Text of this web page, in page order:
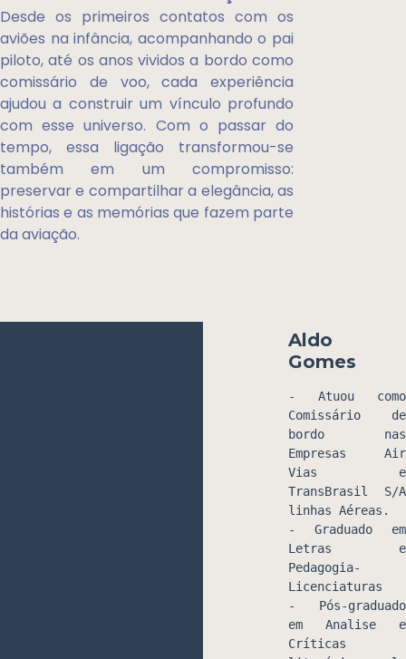
Desde os primeiros contatos com os
aviões na infância, acompanhando o pai
piloto, até os anos vividos a bordo como
comissário de voo, cada experiência
ajudou a construir um vínculo profundo
com esse universo. Com o passar do
tempo, essa ligação transformou-se
também em um compromisso:
preservar e compartilhar a elegância, as
histórias e as memórias que fazem parte
da aviação.
Aldo
Gomes
- Atuou como
Comissário de
bordo nas
Empresas Air
Vias e
TransBrasil S/A
linhas Aéreas.
- Graduado em
Letras e
Pedagogia-
Licenciaturas
- Pós-graduado
em Analise e
Críticas